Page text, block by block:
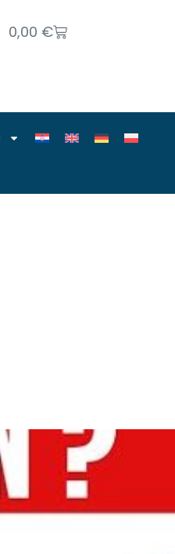
0,00 €